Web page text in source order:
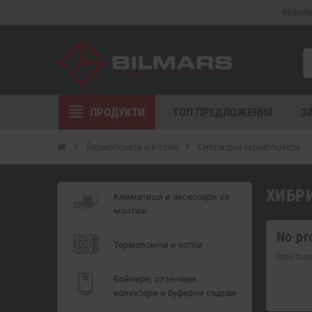
view_headline ПРОДУКТИ
Термопомпи и котли Хибридни термопомпи
Климатици и аксесоари за
монтаж
Термопомпи и котли
Бойлери, слънчеви
колектори и буферни съдове
No
Stay